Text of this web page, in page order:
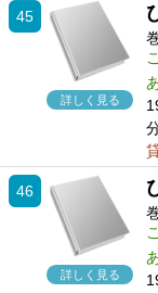
45
詳しく見る
46
詳しく見る